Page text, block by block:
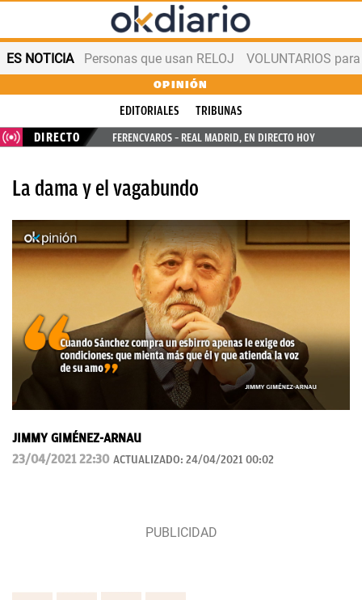
ES NOTICIA Personas que usan RELOJ VOLUNTARIOS
OPINIÓN
EDITORIALES
TRIBUNAS
DIRECTO
FERENCVAROS – REAL MADRID, EN DIRECTO HOY
La dama y el vagabundo
JIMMY GIMÉNEZ-ARNAU
23/04/2021 22:30 ACTUALIZADO: 24/04/2021 00:02